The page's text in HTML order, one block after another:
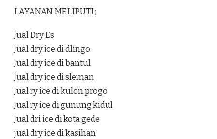
LAYANAN MELIPUTI ;
Jual Dry Es
Jual dry ice di dlingo
Jual dry ice di bantul
Jual dry ice di sleman
Jual ry ice di kulon progo
Jual ry ice di gunung kidul
Jual dri ice di kota gede
jual dry ice di kasihan